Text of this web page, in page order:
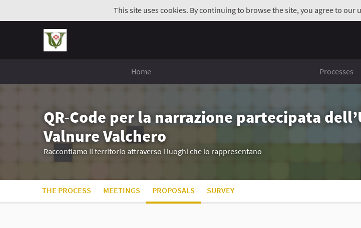
This site uses cookies. By continuing to browse the site, you agree to our
Home Processes
QR-Code per la narrazione partecipata
Valnure Valchero
Raccontiamo il territorio attraverso i luoghi che lo rappresentano
THE PROCESS MEETINGS PROPOSALS SURVEY